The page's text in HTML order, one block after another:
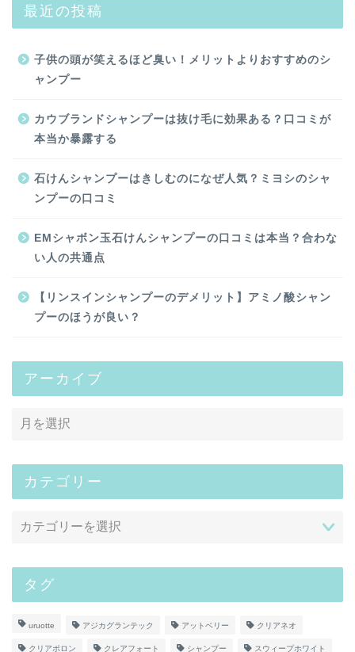
最近の投稿
子供の頭が笑えるほど臭い！メリットよりおすすめのシ
ャンプー
カウブランドシャンプーは抜け毛に効果ある？口コミが
本当か暴露する
石けんシャンプーはきしむのになぜ人気？ミヨシのシャ
ンプーの口コミ
EMシャボン玉石けんシャンプーの口コミは本当？合わな
い人の共通点
【リンスインシャンプーのデメリット】アミノ酸シャン
プーのほうが良い？
アーカイブ
カテゴリー
タグ
uruotte アジカグランテック アットベリー クリアネオ
クリアポロン クレアフォート シャンプー スウィープホワイト